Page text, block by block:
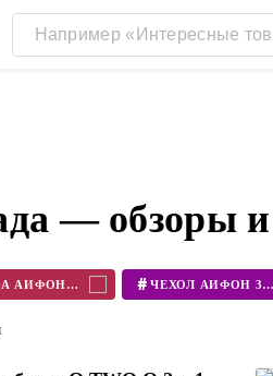
— обзоры
ЧЕХОЛ НА АЙФОН 11 # ЧЕХОЛ АЙФОН 360